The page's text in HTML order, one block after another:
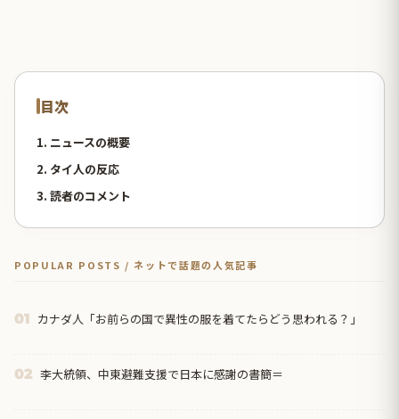
目次
1. ニュースの概要
2. タイ人の反応
3. 読者のコメント
POPULAR POSTS / ネットで話題の人気記事
01 カナダ人「お前らの国で異性の服を着てたらどう思われる？」
02 李大統領、中東避難支援で日本に感謝の書簡＝